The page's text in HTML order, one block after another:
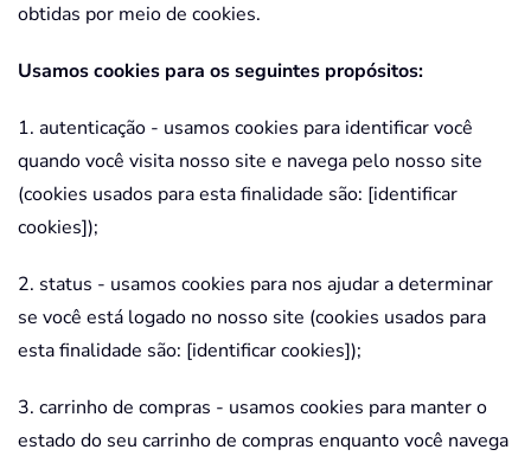
obtidas por meio de cookies.
Usamos cookies para os seguintes propósitos:
1. autenticação - usamos cookies para identificar você
quando você visita nosso site e navega pelo nosso site
(cookies usados para esta finalidade são: [identificar
cookies]);
2. status - usamos cookies para nos ajudar a determinar
se você está logado no nosso site (cookies usados para
esta finalidade são: [identificar cookies]);
3. carrinho de compras - usamos cookies para manter o
estado do seu carrinho de compras enquanto você navega